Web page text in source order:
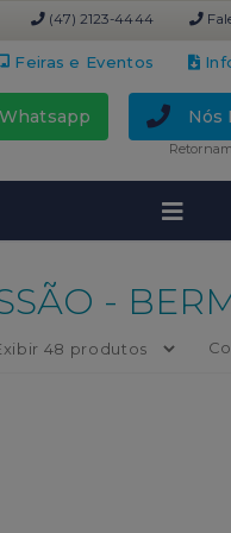
(47) 2123-4444
Feiras e Eventos
Nós
Whatsapp
-